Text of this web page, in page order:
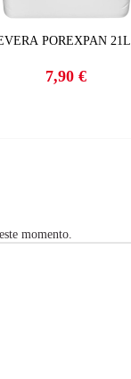
POREXPAN 21L
Precio
7,90 €
momento.